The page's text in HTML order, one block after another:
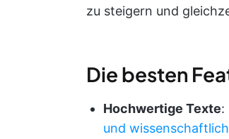
zu steigern und
Die besten
Hochwertige Texte:
und